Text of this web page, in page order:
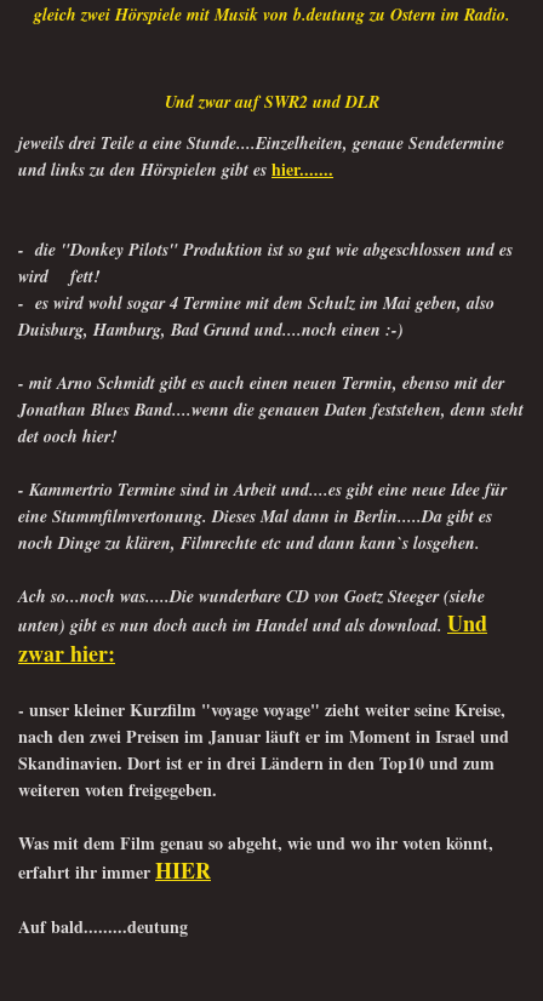
gleich zwei Hörspiele mit Musik von b.deutung zu Ostern im Radio.
Und zwar auf SWR2 und DLR
jeweils drei Teile a eine Stunde....Einzelheiten, genaue Sendetermine
und links zu den Hörspielen gibt es hier.......
- die "Donkey Pilots" Produktion ist so gut wie abgeschlossen und es
wird fett!
- es wird wohl sogar 4 Termine mit dem Schulz im Mai geben, also
Duisburg, Hamburg, Bad Grund und....noch einen :-)
- mit Arno Schmidt gibt es auch einen neuen Termin, ebenso mit der
Jonathan Blues Band....wenn die genauen Daten feststehen, denn steht
det ooch hier!
- Kammertrio Termine sind in Arbeit und....es gibt eine neue Idee für
eine Stummfilmvertonung. Dieses Mal dann in Berlin.....Da gibt es
noch Dinge zu klären, Filmrechte etc und dann kann`s losgehen.
Ach so...noch was.....Die wunderbare CD von Goetz Steeger (siehe
unten) gibt es nun doch auch im Handel und als download. Und
zwar hier:
- unser kleiner Kurzfilm "voyage voyage" zieht weiter seine Kreise,
nach den zwei Preisen im Januar läuft er im Moment in Israel und
Skandinavien. Dort ist er in drei Ländern in den Top10 und zum
weiteren voten freigegeben.
Was mit dem Film genau so abgeht, wie und wo ihr voten könnt,
erfahrt ihr immerHIER
Auf bald.........deutung